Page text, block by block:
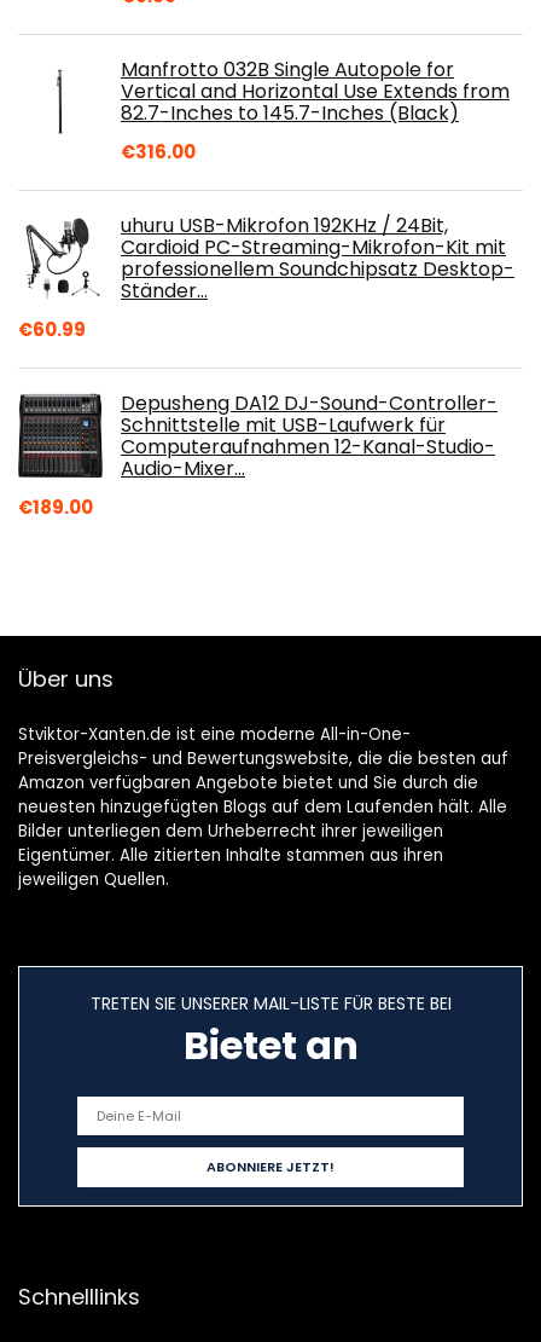
Manfrotto 032B Single Autopole for
Vertical and Horizontal Use Extends from
82.7-Inches to 145.7-Inches (Black)
€316.00
uhuru USB-Mikrofon 192KHz / 24Bit,
Cardioid PC-Streaming-Mikrofon-Kit mit
professionellem Soundchipsatz Desktop-
Ständer…
€60.99
Depusheng DA12 DJ-Sound-Controller-
Schnittstelle mit USB-Laufwerk für
Computeraufnahmen 12-Kanal-Studio-
Audio-Mixer…
€189.00
Über uns
Stviktor-Xanten.de ist eine moderne All-in-One-
Preisvergleichs- und Bewertungswebsite, die die besten auf
Amazon verfügbaren Angebote bietet und Sie durch die
neuesten hinzugefügten Blogs auf dem Laufenden hält. Alle
Bilder unterliegen dem Urheberrecht ihrer jeweiligen
Eigentümer. Alle zitierten Inhalte stammen aus ihren
jeweiligen Quellen.
TRETEN SIE UNSERER MAIL-LISTE FÜR BESTE BEI
Bietet an
Schnelllinks